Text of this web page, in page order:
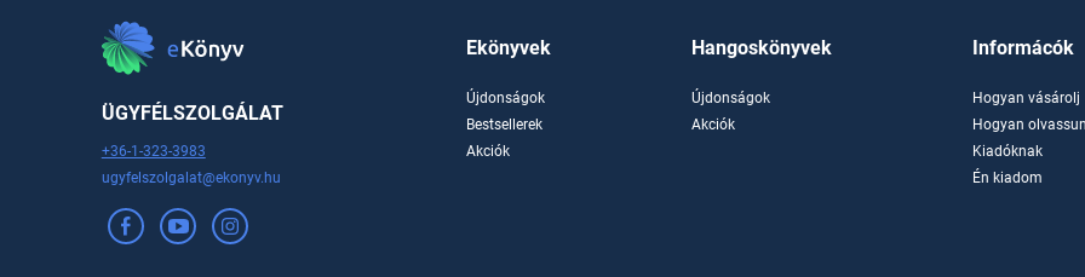
ÜGYFÉLSZOLGÁLAT
+36-1-323-3983
ugyfelszolgalat@ekonyv.hu
Ekönyvek
Újdonságok
Bestsellerek
Akciók
Hangoskönyvek
Újdonságok
Akciók
Informácók
Hogyan vásárolj
Hogyan
Kiadóknak
Én kiadom